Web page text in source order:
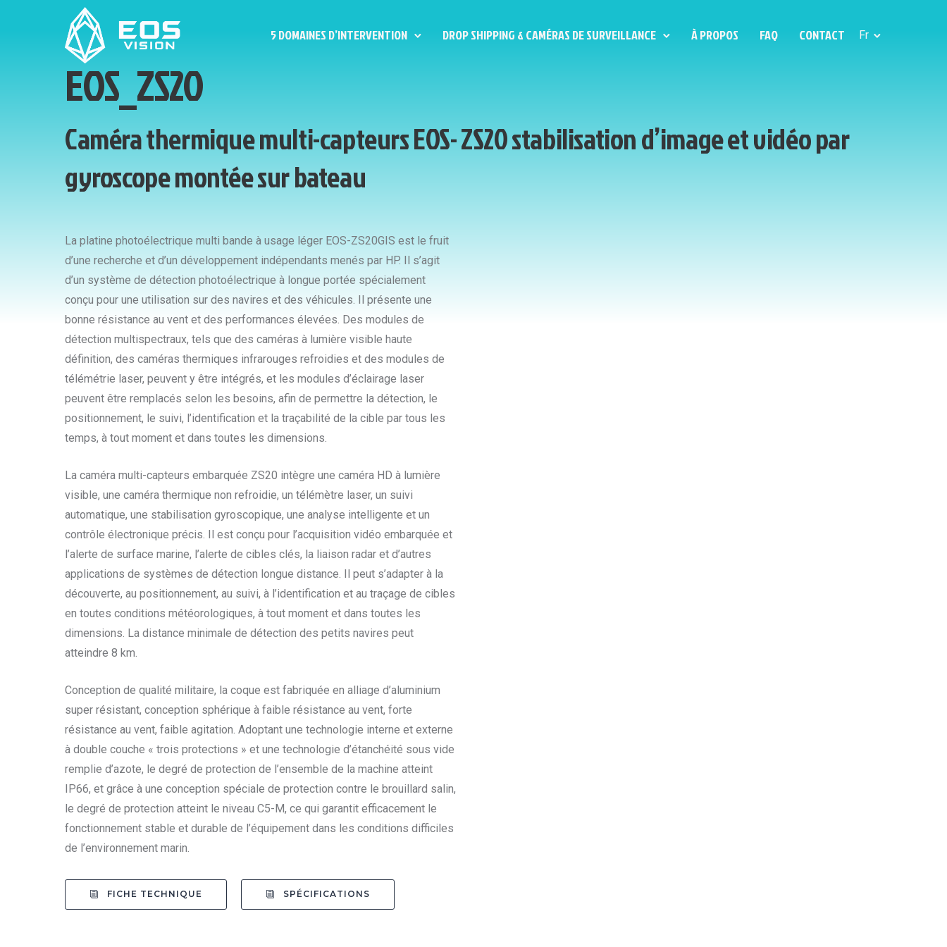
5 DOMAINES D’INTERVENTION DROP SHIPPING & CAMÉRAS DE SURVEILLANCE À PROPOS FAQ CONTACT Fr
EOS_ZS20
Caméra thermique multi-capteurs EOS- ZS20 stabilisation d’image et vidéo par
gyroscope montée sur bateau
La platine photoélectrique multi bande à usage léger EOS-ZS20GIS est le fruit
d’une recherche et d’un développement indépendants menés par HP. Il s’agit
d’un système de détection photoélectrique à longue portée spécialement
conçu pour une utilisation sur des navires et des véhicules. Il présente une
bonne résistance au vent et des performances élevées. Des modules de
détection multispectraux, tels que des caméras à lumière visible haute
définition, des caméras thermiques infrarouges refroidies et des modules de
télémétrie laser, peuvent y être intégrés, et les modules d’éclairage laser
peuvent être remplacés selon les besoins, afin de permettre la détection, le
positionnement, le suivi, l’identification et la traçabilité de la cible par tous les
temps, à tout moment et dans toutes les dimensions.
La caméra multi-capteurs embarquée ZS20 intègre une caméra HD à lumière
visible, une caméra thermique non refroidie, un télémètre laser, un suivi
automatique, une stabilisation gyroscopique, une analyse intelligente et un
contrôle électronique précis. Il est conçu pour l’acquisition vidéo embarquée et
l’alerte de surface marine, l’alerte de cibles clés, la liaison radar et d’autres
applications de systèmes de détection longue distance. Il peut s’adapter à la
découverte, au positionnement, au suivi, à l’identification et au traçage de cibles
en toutes conditions météorologiques, à tout moment et dans toutes les
dimensions. La distance minimale de détection des petits navires peut
atteindre 8 km.
Conception de qualité militaire, la coque est fabriquée en alliage d’aluminium
super résistant, conception sphérique à faible résistance au vent, forte
résistance au vent, faible agitation. Adoptant une technologie interne et externe
à double couche « trois protections » et une technologie d’étanchéité sous vide
remplie d’azote, le degré de protection de l’ensemble de la machine atteint
IP66, et grâce à une conception spéciale de protection contre le brouillard salin,
le degré de protection atteint le niveau C5-M, ce qui garantit efficacement le
fonctionnement stable et durable de l’équipement dans les conditions difficiles
de l’environnement marin.
FICHE TECHNIQUE SPÉCIFICATIONS